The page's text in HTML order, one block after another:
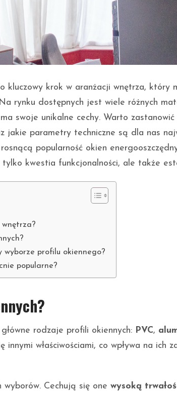
krok w aranżacji wnętrza, który
rynku dostępnych jest wiele różnych
swoje unikalne cechy. Warto
jakie parametry techniczne są dla nas
popularność okien
kwestia funkcjonalności, ale także
wyborze profilu okiennego?
popularne?
rodzaje profili okiennych: PVC,
właściwościami, co wpływa na ich
Cechują się one wysoką